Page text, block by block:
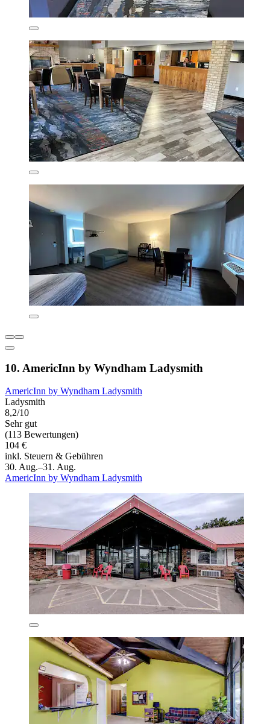
10. AmericInn by Wyndham Ladysmith
AmericInn by Wyndham Ladysmith
Ladysmith
8,2/10
Sehr gut
(113 Bewertungen)
104 €
inkl. Steuern & Gebühren
30. Aug.–31. Aug.
AmericInn by Wyndham Ladysmith